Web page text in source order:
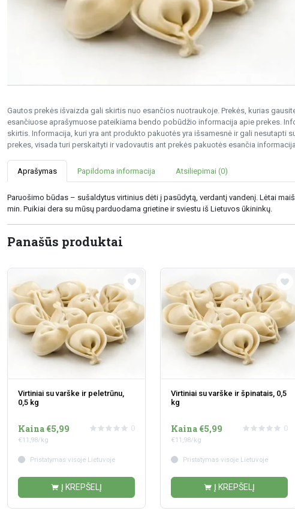
Gautos prekės išvaizda gali skirtis nuo esančios nuotraukoje. Prekės, kurias
esančiuose aprašymuose pateikiama bendo pobūdžio informacija apie prekes.
skirtis. Informacija, kuri yra ant produkto pakuotės yra išsamesnė ir gali nesutapti
prekes, visada turi perskaityti ir vadovautis ant prekės pakuotės esančia informacija.
Aprašymas Papildoma informacija Atsiliepimai (0)
Paruošimo būdas – sušaldytus virtinius dėti į pasūdytą, verdantį vandenį. Lėtai
min. Puikiai dera su mūsų parduodama grietine ir sviestu iš Lietuvos ūkininkų.
Panašūs produktai
Virtiniai su varške ir peletrūnu,
0,5 kg
Kaina €5,99
€11,98/kg
0
Pristatymas visoje Lietuvoje
Į KREPŠELĮ
Virtiniai su varške ir špinatais, 0,5
kg
Kaina €5,99
€11,98/kg
0
Pristatymas visoje Lietuvoje
Į KREPŠELĮ